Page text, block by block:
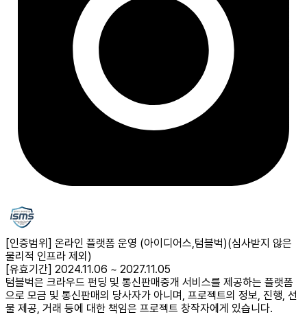
[인증범위] 온라인 플랫폼 운영 (아이디어스,텀블벅)(심사받지 않은
물리적 인프라 제외)
[유효기간] 2024.11.06 ~ 2027.11.05
텀블벅은 크라우드 펀딩 및 통신판매중개 서비스를 제공하는 플랫폼
으로 모금 및 통신판매의 당사자가 아니며, 프로젝트의 정보, 진행, 선
물 제공, 거래 등에 대한 책임은 프로젝트 창작자에게 있습니다.